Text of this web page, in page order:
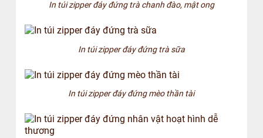
In túi zipper đáy đứng trà chanh đào, mật ong
In túi zipper đáy đứng trà sữa
In túi zipper đáy đứng mèo thần tài